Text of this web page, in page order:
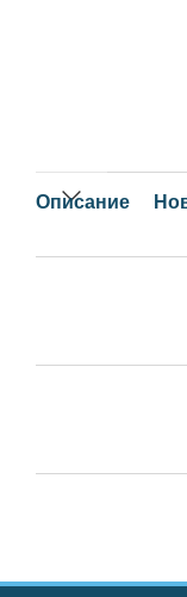
Описание